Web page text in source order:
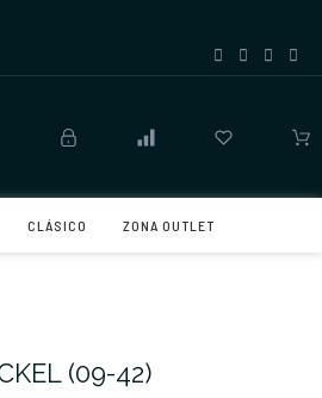
CLÁSICO ZONA OUTLET
(09-42)